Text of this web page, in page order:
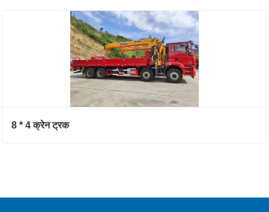
8 * 4 क्रेन ट्रक